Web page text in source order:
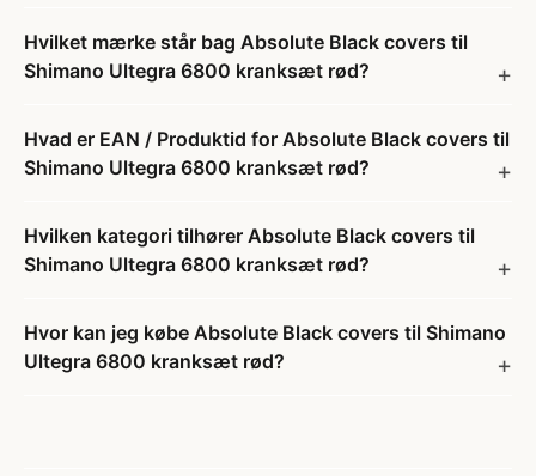
Hvilket mærke står bag Absolute Black covers til
Shimano Ultegra 6800 kranksæt rød?
Hvad er EAN / Produktid for Absolute Black covers til
Shimano Ultegra 6800 kranksæt rød?
Hvilken kategori tilhører Absolute Black covers til
Shimano Ultegra 6800 kranksæt rød?
Hvor kan jeg købe Absolute Black covers til Shimano
Ultegra 6800 kranksæt rød?